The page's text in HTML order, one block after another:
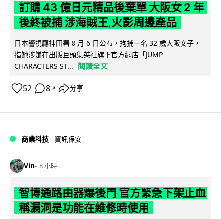
訂購 43 億日元精品後棄單 大阪女 2 年
後終被捕 涉海賊王,火影周邊產品
日本警視廳神田署 8 月 6 日公布，拘捕一名 32 歲大阪女子，
指她涉嫌在出版巨頭集英社旗下官方網店「JUMP
CHARACTERS ST...
閱讀全文
52 8 ↗ 分享
商業科技 資訊保安
Vin 8 小時
智博通路由器爆後門 官方緊急下架止血
稱漏洞是功能在維修時使用